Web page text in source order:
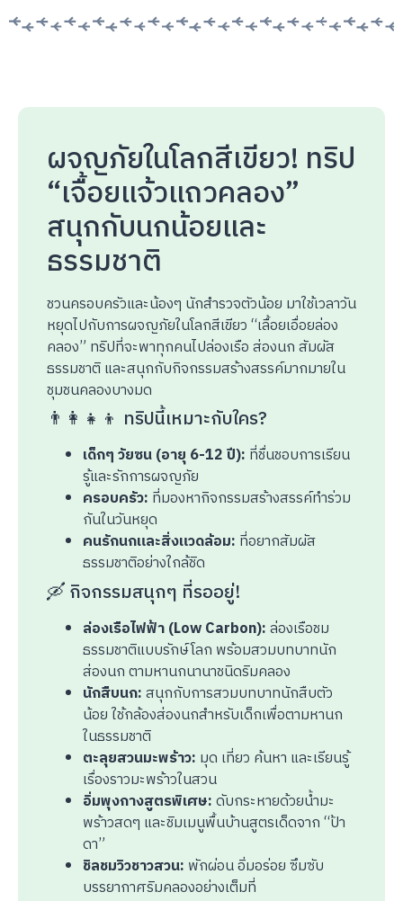
ผจญภัยในโลกสีเขียว! ทริป
“เจื้อยแจ้วแถวคลอง”
สนุกกับนกน้อยและ
ธรรมชาติ
ชวนครอบครัวและน้องๆ นักสำรวจตัวน้อย มาใช้เวลาวัน
หยุดไปกับการผจญภัยในโลกสีเขียว “เลื้อยเอื่อยล่อง
คลอง” ทริปที่จะพาทุกคนไปล่องเรือ ส่องนก สัมผัส
ธรรมชาติ และสนุกกับกิจกรรมสร้างสรรค์มากมายใน
ชุมชนคลองบางมด
👨‍👩‍👧‍👦 ทริปนี้เหมาะกับใคร?
เด็กๆ วัยซน (อายุ 6-12 ปี): ที่ชื่นชอบการเรียน
รู้และรักการผจญภัย
ครอบครัว: ที่มองหากิจกรรมสร้างสรรค์ทำร่วม
กันในวันหยุด
คนรักนกและสิ่งแวดล้อม: ที่อยากสัมผัส
ธรรมชาติอย่างใกล้ชิด
🛶 กิจกรรมสนุกๆ ที่รออยู่!
ล่องเรือไฟฟ้า (Low Carbon):ล่องเรือชม
ธรรมชาติแบบรักษ์โลก พร้อมสวมบทบาทนัก
ส่องนก ตามหานกนานาชนิดริมคลอง
นักสืบนก:สนุกกับการสวมบทบาทนักสืบตัว
น้อย ใช้กล้องส่องนกสำหรับเด็กเพื่อตามหานก
ในธรรมชาติ
ตะลุยสวนมะพร้าว: มุด เที่ยว ค้นหา และเรียนรู้
เรื่องราวมะพร้าวในสวน
อิ่มพุงกางสูตรพิเศษ:ดับกระหายด้วยน้ำมะ
พร้าวสดๆ และชิมเมนูพื้นบ้านสูตรเด็ดจาก “ป้า
ดา”
ชิลชมวิวชาวสวน: พักผ่อน อิ่มอร่อย ซึมซับ
บรรยากาศริมคลองอย่างเต็มที่